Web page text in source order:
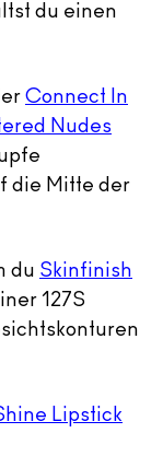
du einen
Connect In
Nudes
die Mitte der
du Skinfinish
127S
Lipstick